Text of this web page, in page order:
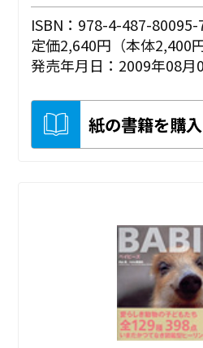
ISBN：978-4-487-80095-
定価2,640円（本体2,400
発売年月日：2009年08月
紙の書籍を購